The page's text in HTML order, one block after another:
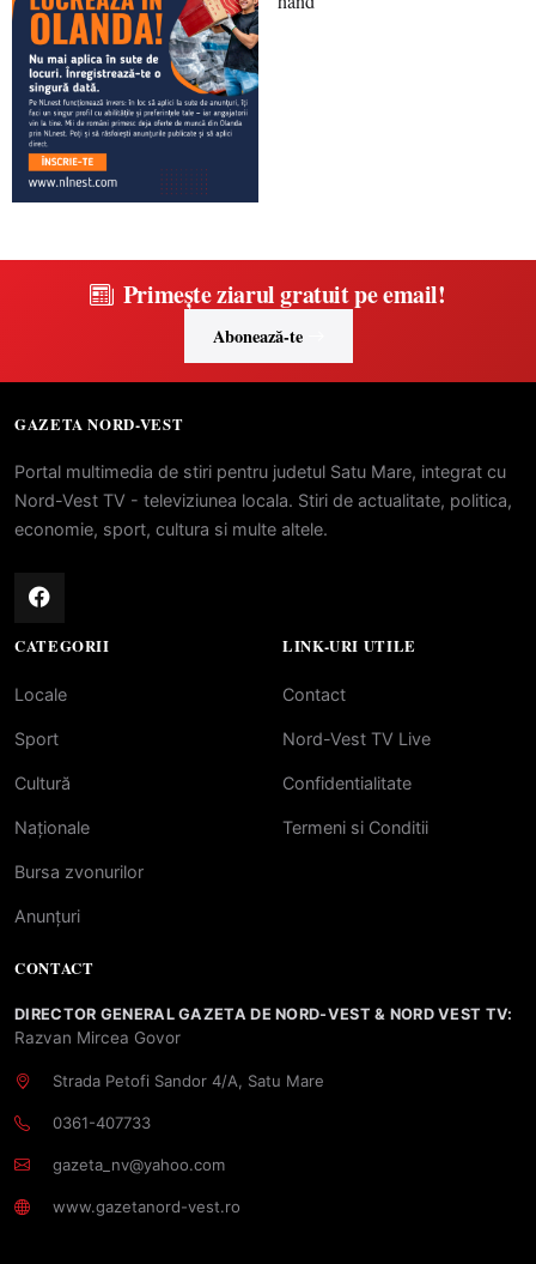
Primește ziarul gratuit pe email!
Abonează-te
GAZETA NORD-VEST
Portal multimedia de stiri pentru judetul Satu Mare, integrat cu
Nord-Vest TV - televiziunea locala. Stiri de actualitate, politica,
economie, sport, cultura si multe altele.
CATEGORII
Locale
Sport
Cultură
Naționale
Bursa zvonurilor
Anunțuri
LINK-URI UTILE
Contact
Nord-Vest TV Live
Confidentialitate
Termeni si Conditii
CONTACT
DIRECTOR GENERAL GAZETA DE NORD-VEST & NORD VEST TV:
Razvan Mircea Govor
Strada Petofi Sandor 4/A, Satu Mare
0361-407733
gazeta_nv@yahoo.com
www.gazetanord-vest.ro